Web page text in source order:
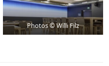
Photos © Willi Filz